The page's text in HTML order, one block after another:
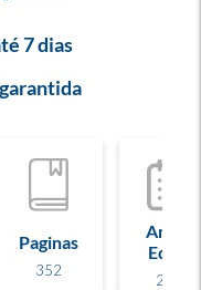
7 dias
Paginas
352
Ano de
Edição
2024